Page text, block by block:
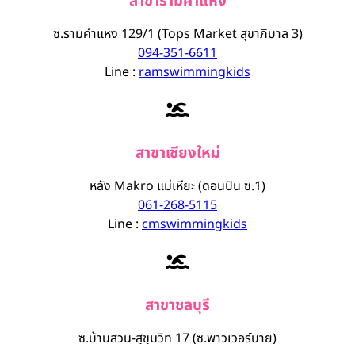
ซ.รามคำแหง 129/1 (Tops Market สุขาภิบาล 3)
094-351-6611
Line : ramswimmingkids
สาขาเชียงใหม่
หลัง Makro แม่เหียะ (ดอนปิน ซ.1)
061-268-5115
Line : cmswimmingkids
สาขาชลบุรี
ซ.บ้านสวน-สุขุมวิท 17 (ซ.พาวเวอร์บาย)